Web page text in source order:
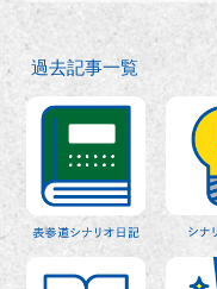
過去記事一覧